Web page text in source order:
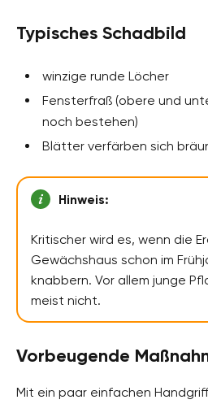
Typisches Schadbild
winzige runde Löcher
Fensterfraß (obere und
noch bestehen)
Blätter verfärben sich
Hinweis:
Kritischer wird es, wenn die
Gewächshaus schon im
knabbern. Vor allem junge
meist nicht.
Vorbeugende
Mit ein paar einfachen